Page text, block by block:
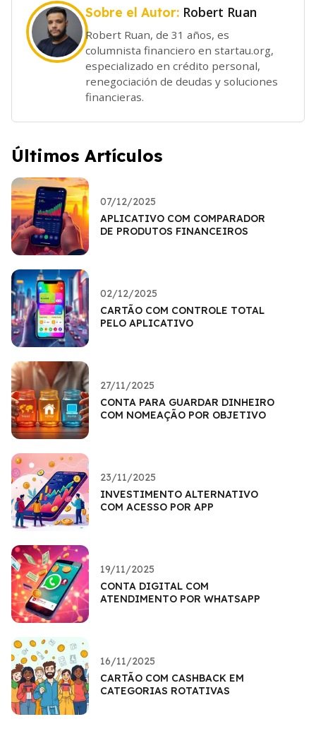
Sobre el Autor: Robert Ruan
Robert Ruan, de 31 años, es
columnista financiero en startau.org,
especializado en crédito personal,
renegociación de deudas y soluciones
financieras.
Últimos Artículos
07/12/2025
APLICATIVO COM COMPARADOR
DE PRODUTOS FINANCEIROS
02/12/2025
CARTÃO COM CONTROLE TOTAL
PELO APLICATIVO
27/11/2025
CONTA PARA GUARDAR DINHEIRO
COM NOMEAÇÃO POR OBJETIVO
23/11/2025
INVESTIMENTO ALTERNATIVO
COM ACESSO POR APP
19/11/2025
CONTA DIGITAL COM
ATENDIMENTO POR WHATSAPP
16/11/2025
CARTÃO COM CASHBACK EM
CATEGORIAS ROTATIVAS